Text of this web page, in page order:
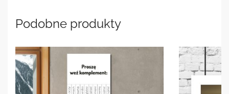
Podobne produkty